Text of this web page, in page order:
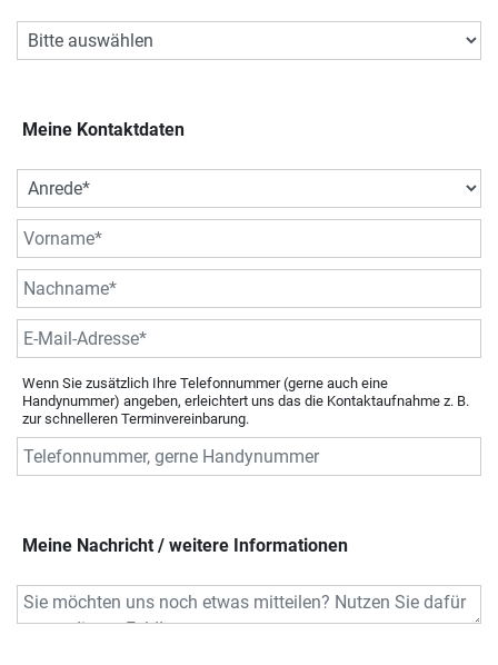
Meine Kontaktdaten
Wenn Sie zusätzlich Ihre Telefonnummer (gerne auch eine
Handynummer) angeben, erleichtert uns das die Kontaktaufnahme z. B.
zur schnelleren Terminvereinbarung.
Meine Nachricht / weitere Informationen